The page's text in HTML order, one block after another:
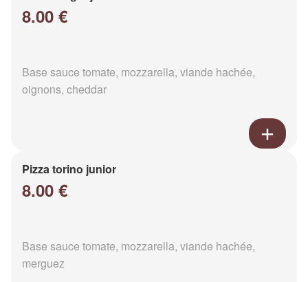
8.00 €
Base sauce tomate, mozzarella, viande hachée,
oignons, cheddar
Pizza torino junior
8.00 €
Base sauce tomate, mozzarella, viande hachée,
merguez